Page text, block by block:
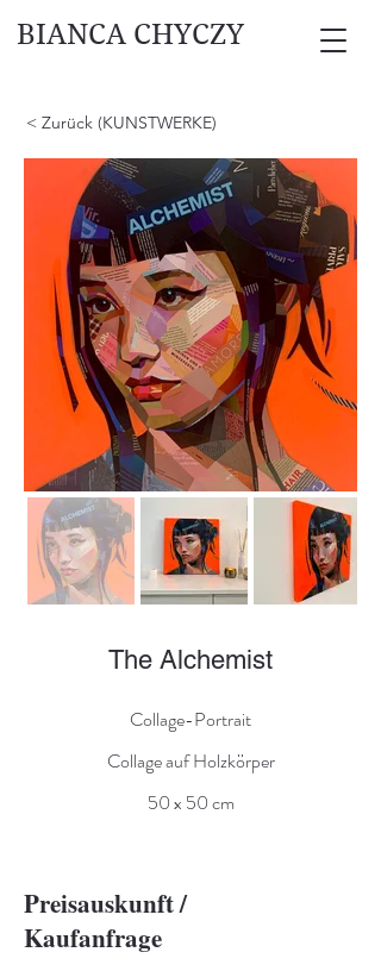
BIANCA CHYCZY
< Zurück (KUNSTWERKE)
The Alchemist
Collage-Portrait
Collage auf Holzkörper
50 x 50 cm
Preisauskunft /
Kaufanfrage